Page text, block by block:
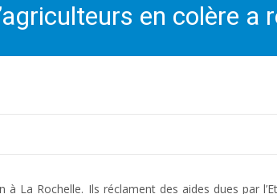
en colère
La Rochelle. Ils réclament des aides dues par